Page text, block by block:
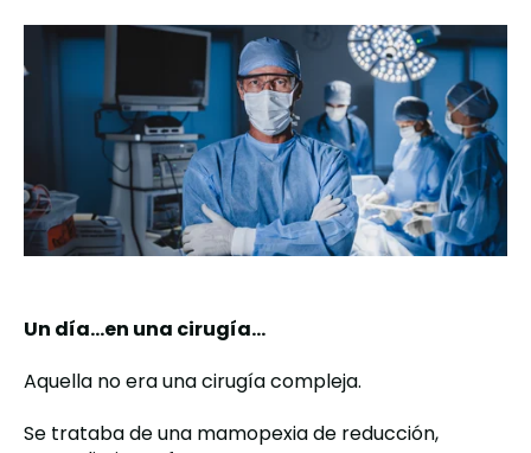
Un día…en una cirugía…
Aquella no era una cirugía compleja.
Se trataba de una mamopexia de reducción,